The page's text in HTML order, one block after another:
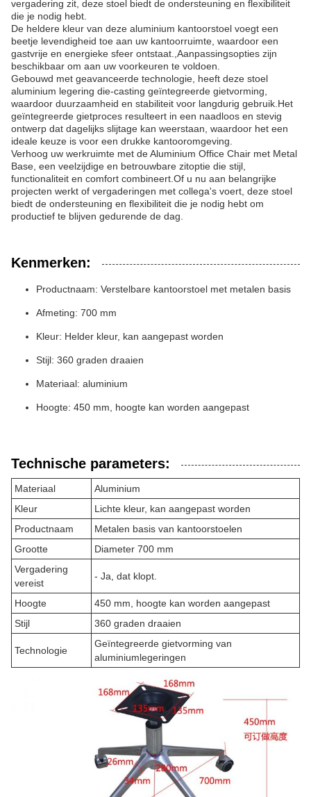
vergadering zit, deze stoel biedt de ondersteuning en flexibiliteit
die je nodig hebt.
De heldere kleur van deze aluminium kantoorstoel voegt een
beetje levendigheid toe aan uw kantoorruimte, waardoor een
gastvrije en energieke sfeer ontstaat.,Aanpassingsopties zijn
beschikbaar om aan uw voorkeuren te voldoen.
Gebouwd met geavanceerde technologie, heeft deze stoel
aluminium legering die-casting geïntegreerde gietvorming,
waardoor duurzaamheid en stabiliteit voor langdurig gebruik.Het
geïntegreerde gietproces resulteert in een naadloos en stevig
ontwerp dat dagelijks slijtage kan weerstaan, waardoor het een
ideale keuze is voor een drukke kantooromgeving.
Verhoog uw werkruimte met de Aluminium Office Chair met Metal
Base, een veelzijdige en betrouwbare zitoptie die stijl,
functionaliteit en comfort combineert.Of u nu aan belangrijke
projecten werkt of vergaderingen met collega's voert, deze stoel
biedt de ondersteuning en flexibiliteit die je nodig hebt om
productief te blijven gedurende de dag.
Kenmerken:
Productnaam: Verstelbare kantoorstoel met metalen basis
Afmeting: 700 mm
Kleur: Helder kleur, kan aangepast worden
Stijl: 360 graden draaien
Materiaal: aluminium
Hoogte: 450 mm, hoogte kan worden aangepast
Technische parameters:
Materiaal
Aluminium
Kleur
Lichte kleur, kan aangepast worden
Productnaam
Metalen basis van kantoorstoelen
Grootte
Diameter 700 mm
Vergadering
vereist
- Ja, dat klopt.
Hoogte
450 mm, hoogte kan worden aangepast
Stijl
360 graden draaien
Technologie
Geïntegreerde gietvorming van
aluminiumlegeringen